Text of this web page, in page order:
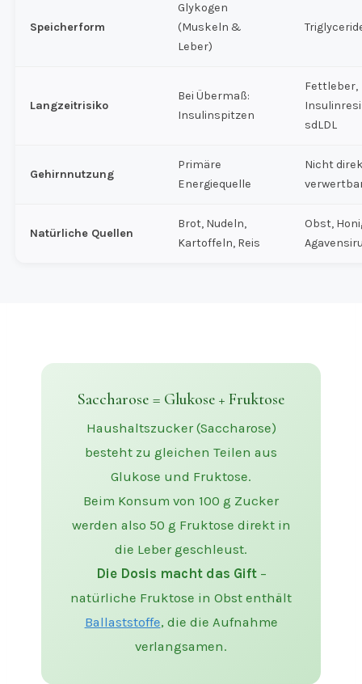
Speicherform
Glykogen
(Muskeln &
Leber)
Langzeitrisiko
Bei Übermaß:
Insulinspitzen
Fettleber,
sdLDL
Gehirnnutzung
Primäre
Energiequelle
Nicht
Natürliche Quellen
Brot, Nudeln,
Kartoffeln, Reis
Obst,
Saccharose = Glukose + Fruktose
Haushaltszucker (Saccharose)
besteht zu gleichen Teilen aus
Glukose und Fruktose.
Beim Konsum von 100 g Zucker
werden also 50 g Fruktose direkt in
die Leber geschleust.
Die Dosis macht das Gift–
natürliche Fruktose in Obst enthält
Ballaststoffe, die die Aufnahme
verlangsamen.